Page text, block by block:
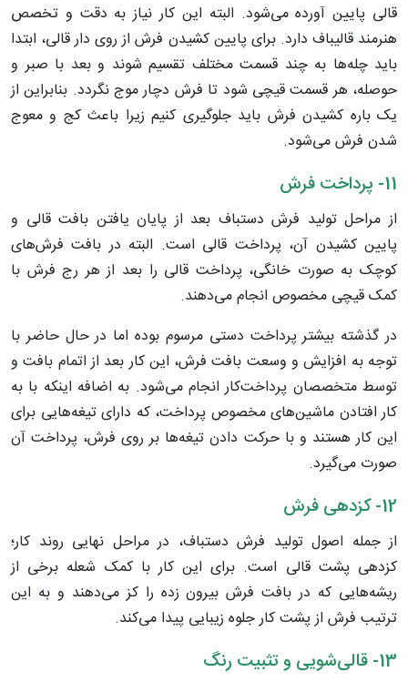
قالی پایین آورده می‌شود. البته این کار نیاز به دقت و تخصص
هنرمند قالیباف دارد. برای پایین کشیدن فرش از روی دار قالی، ابتدا
باید چله‌ها به چند قسمت مختلف تقسیم شوند و بعد با صبر و
حوصله، هر قسمت قیچی شود تا فرش دچار موج نگردد. بنابراین از
یک باره کشیدن فرش باید جلوگیری کنیم زیرا باعث کج و معوج
شدن فرش می‌شود.
11- پرداخت فرش
از مراحل تولید فرش دستباف بعد از پایان یافتن بافت قالی و
پایین کشیدن آن، پرداخت قالی است. البته در بافت فرش‌های
کوچک به صورت خانگی، پرداخت قالی را بعد از هر رج فرش با
کمک قیچی مخصوص انجام می‌دهند.
در گذشته بیشتر پرداخت دستی مرسوم بوده اما در حال حاضر با
توجه به افزایش و وسعت بافت فرش، این کار بعد از اتمام بافت و
توسط متخصصان پرداخت‌کار انجام می‌شود. به اضافه اینکه با به
کار افتادن ماشین‌های مخصوص پرداخت، که دارای تیغه‌هایی برای
این کار هستند و با حرکت دادن تیغه‌ها بر روی فرش، پرداخت آن
صورت می‌گیرد.
12- کزدهی فرش
از جمله اصول تولید فرش دستباف، در مراحل نهایی روند کار؛
کزدهی پشت قالی است. برای این کار با کمک شعله برخی از
ریشه‌هایی که در بافت فرش بیرون زده را کز می‌دهند و به این
ترتیب فرش از پشت کار جلوه زیبایی پیدا می‌کند.
13- قالی‌شویی و تثبیت رنگ